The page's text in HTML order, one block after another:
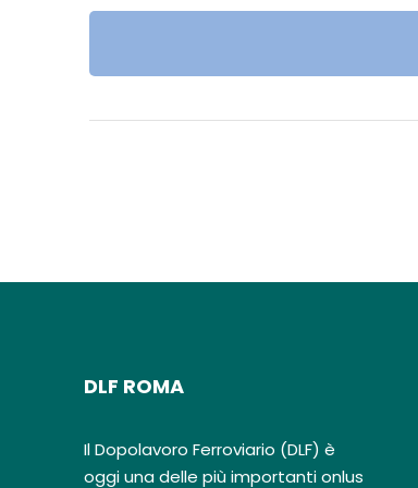
DLF ROMA
Il Dopolavoro Ferroviario (DLF) è
oggi una delle più importanti onlus